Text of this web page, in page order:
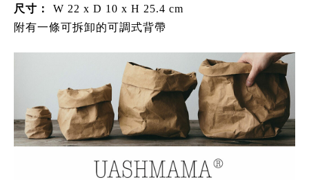
尺寸 ： W 22 x D 10 x H 25.4 cm
附有一條可拆卸的可調式背帶